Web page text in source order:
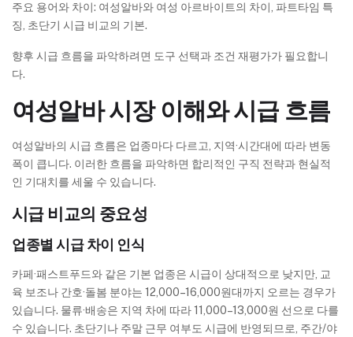
주요 용어와 차이: 여성알바와 여성 아르바이트의 차이, 파트타임 특
징, 초단기 시급 비교의 기본.
향후 시급 흐름을 파악하려면 도구 선택과 조건 재평가가 필요합니
다.
여성알바 시장 이해와 시급 흐름
여성알바의 시급 흐름은 업종마다 다르고, 지역·시간대에 따라 변동
폭이 큽니다. 이러한 흐름을 파악하면 합리적인 구직 전략과 현실적
인 기대치를 세울 수 있습니다.
시급 비교의 중요성
업종별 시급 차이 인식
카페·패스트푸드와 같은 기본 업종은 시급이 상대적으로 낮지만, 교
육 보조나 간호·돌봄 분야는 12,000–16,000원대까지 오르는 경우가
있습니다. 물류·배송은 지역 차에 따라 11,000–13,000원 선으로 다를
수 있습니다. 초단기나 주말 근무 여부도 시급에 반영되므로, 주간/야